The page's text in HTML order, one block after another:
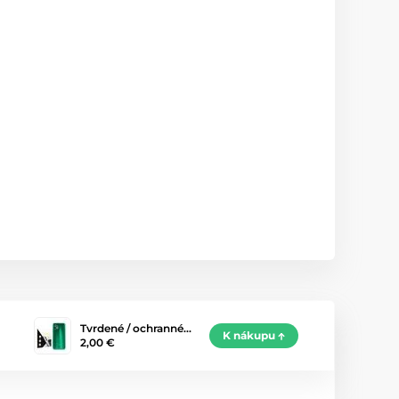
Tvrdené / ochranné…
2,00 €
K nákupu